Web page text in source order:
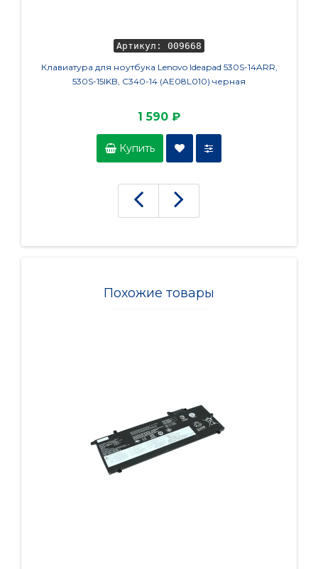
Артикул: 009668
Клавиатура для ноутбука Lenovo Ideapad 530S-14ARR,
530S-15IKB, C340-14 (AE08L010) черная
1 590 ₽
Купить
Похожие товары